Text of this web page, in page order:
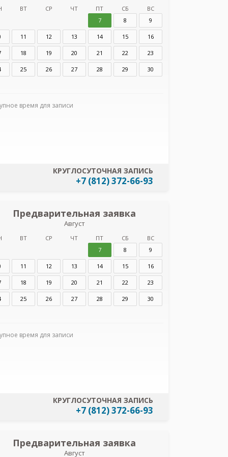
ВТ СР ЧТ ПТ СБ
ВС
7
8 9
11 12 13 14 15 16
18 19 20 21 22 23
25 26 27 28 29 30
время для записи
КРУГЛОСУТОЧНАЯ ЗАПИСЬ
+7 (812) 372-66-93
Предварительная заявка
Август
ВТ СР ЧТ ПТ СБ
ВС
7
8 9
11 12 13 14 15 16
18 19 20 21 22 23
25 26 27 28 29 30
время для записи
КРУГЛОСУТОЧНАЯ ЗАПИСЬ
+7 (812) 372-66-93
Предварительная заявка
Август